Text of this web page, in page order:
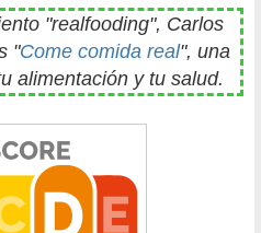
"realfooding", Carlos
"Come comida real", una
alimentación y tu salud.